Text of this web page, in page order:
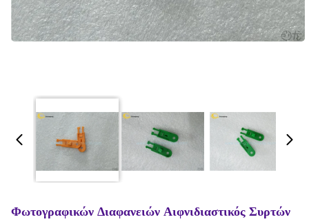
Φωτογραφικών Διαφανειών Αιφνιδιαστικός Συρτών